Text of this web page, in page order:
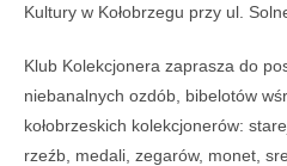
Kultury w Kołobrzegu przy ul.
Klub Kolekcjonera zaprasza do
niebanalnych ozdób, bibelotów
kołobrzeskich kolekcjonerów:
rzeźb, medali, zegarów, monet,